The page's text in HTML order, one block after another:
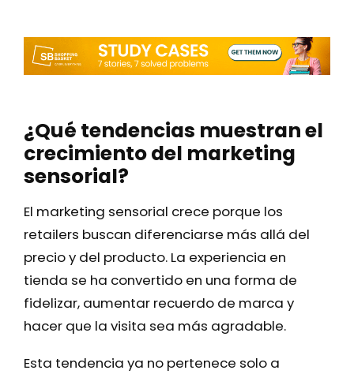
¿Qué tendencias muestran el
crecimiento del marketing
sensorial?
El marketing sensorial crece porque los
retailers buscan diferenciarse más allá del
precio y del producto. La experiencia en
tienda se ha convertido en una forma de
fidelizar, aumentar recuerdo de marca y
hacer que la visita sea más agradable.
Esta tendencia ya no pertenece solo a